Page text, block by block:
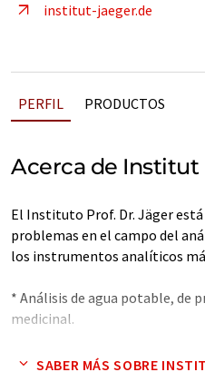
institut-jaeger.de
PERFIL PRODUCTOS
Acerca de Institut
El Instituto Prof. Dr. Jäger
problemas en el campo del
los instrumentos analíticos
* Análisis de agua potable, de
medicinal.
* Cálculos de agua mezclada
SABER MÁS SOBRE